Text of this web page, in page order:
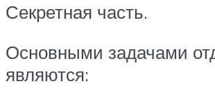
Секретная часть.
Основными задачами
являются: